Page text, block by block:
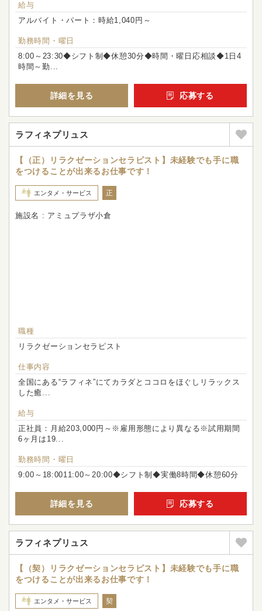
給与
アルバイト・パート：時給1,040円～
勤務時間・曜日
8:00～23:30◆シフト制◆休憩30分◆時間・曜日応相談◆1日4
時間～勤...
詳細を見る 応募する
ラフィネプリュス
【（正）リラクゼーションセラピスト】未経験でも手に職
をつけることが出来るお仕事です！
エンタメ・サービス 正
施設名 : アミュプラザ小倉
職種
リラクゼーションセラピスト
仕事内容
全国にある“ラフィネ”にてカラダとココロをほぐしリラックス
した癒...
給与
正社員：月給203,000円～※雇用形態により異なる※試用期間
6ヶ月は19...
勤務時間・曜日
9:00～18:0011:00～20:00◆シフト制◆実働8時間◆休憩60分
詳細を見る 応募する
ラフィネプリュス
【（契）リラクゼーションセラピスト】未経験でも手に職
をつけることが出来るお仕事です！
エンタメ・サービス 契